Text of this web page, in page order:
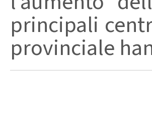
principali
provinciale